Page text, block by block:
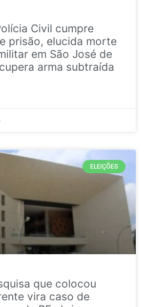
Civil cumpre
prisão, elucida morte
em São José de
arma subtraída
ELEIÇÕES
que colocou
vira caso de